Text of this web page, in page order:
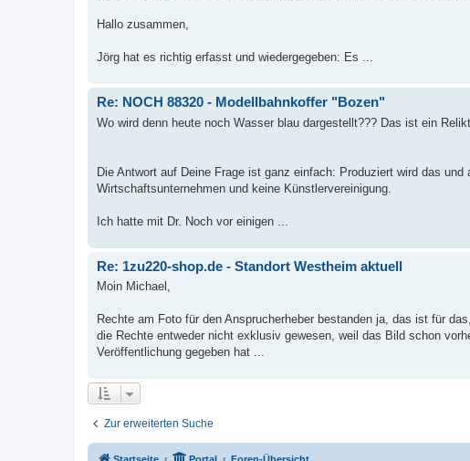
Hallo zusammen,
Jörg hat es richtig erfasst und wiedergegeben: Es ...
Re: NOCH 88320 - Modellbahnkoffer "Bozen"
Wo wird denn heute noch Wasser blau dargestellt??? Das ist ein
Die Antwort auf Deine Frage ist ganz einfach: Produziert wird das
Wirtschaftsunternehmen und keine Künstlervereinigung.
Ich hatte mit Dr. Noch vor einigen ...
Re: 1zu220-shop.de - Standort Westheim aktuell
Moin Michael,
Rechte am Foto für den Ansprucherheber bestanden ja, das ist für
die Rechte entweder nicht exklusiv gewesen, weil das Bild schon
Veröffentlichung gegeben hat ...
Zur erweiterten Suche